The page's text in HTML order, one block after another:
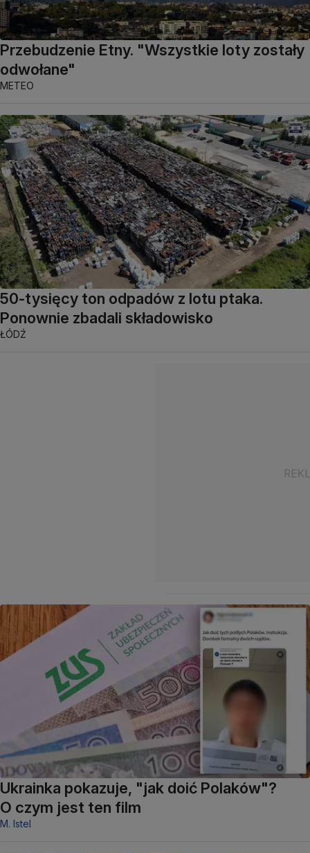
Przebudzenie Etny. "Wszystkie loty zostały
odwołane"
METEO
50-tysięcy ton odpadów z lotu ptaka.
Ponownie zbadali składowisko
ŁÓDŹ
Ukrainka pokazuje, "jak doić Polaków"?
O czym jest ten film
M. Istel